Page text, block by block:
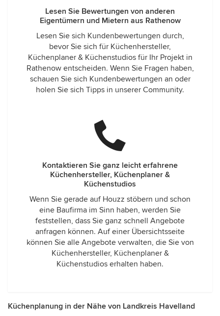
Lesen Sie Bewertungen von anderen
Eigentümern und Mietern aus Rathenow
Lesen Sie sich Kundenbewertungen durch,
bevor Sie sich für Küchenhersteller,
Küchenplaner & Küchenstudios für Ihr Projekt in
Rathenow entscheiden. Wenn Sie Fragen haben,
schauen Sie sich Kundenbewertungen an oder
holen Sie sich Tipps in unserer Community.
Kontaktieren Sie ganz leicht erfahrene
Küchenhersteller, Küchenplaner &
Küchenstudios
Wenn Sie gerade auf Houzz stöbern und schon
eine Baufirma im Sinn haben, werden Sie
feststellen, dass Sie ganz schnell Angebote
anfragen können. Auf einer Übersichtsseite
können Sie alle Angebote verwalten, die Sie von
Küchenhersteller, Küchenplaner &
Küchenstudios erhalten haben.
Küchenplanung in der Nähe von Landkreis Havelland